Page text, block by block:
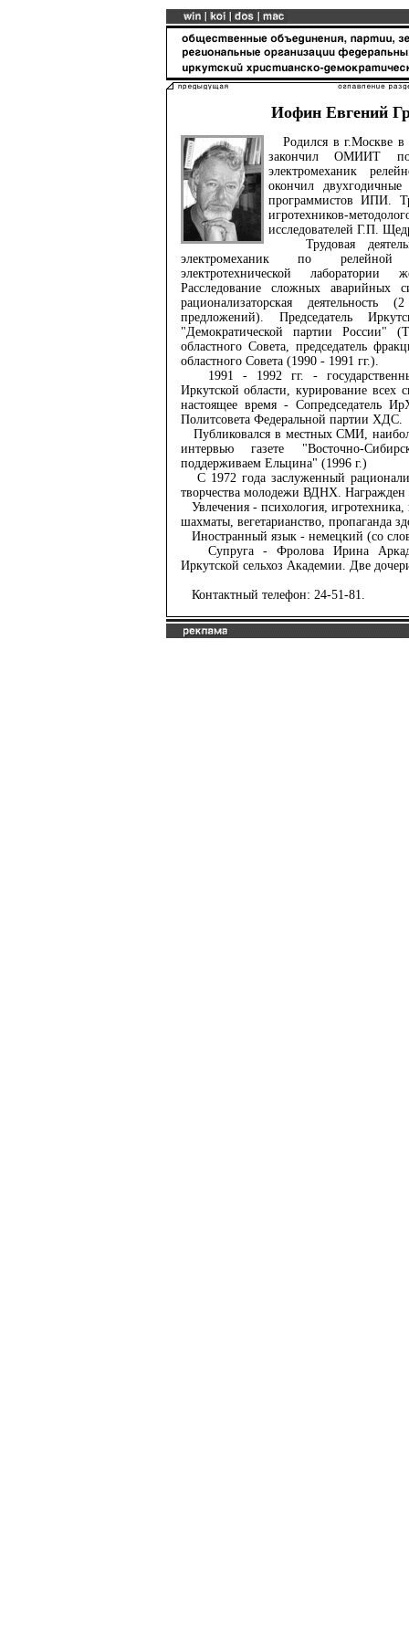
Иофин Евгений
Родился в г.Москве в
закончил ОМИИТ по
электромеханик
окончил
программистов ИПИ.
игротехников-
исследователей Г.П.
Трудовая
электромеханик по релейной
электротехнической
Расследование сложных аварийных
рационализаторская
предложений). Председатель
"Демократической партии России"
областного Совета, председатель
областного Совета (1990 - 1991 гг.).
1991 - 1992 гг. -
Иркутской области, курирование всех
настоящее время - Сопредседатель
Политсовета Федеральной партии ХДС.
Публиковался в местных СМИ,
интервью газете "Восточно-
поддерживаем Ельцина" (1996 г.)
С 1972 года заслуженный
творчества молодежи ВДНХ. Награжден
Увлечения - психология, игротехника,
шахматы, вегетарианство, пропаганда
Иностранный язык - немецкий (со
Супруга - Фролова Ирина
Иркутской сельхоз Академии. Две
Контактный телефон: 24-51-81.